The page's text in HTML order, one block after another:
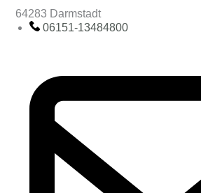
64283 Darmstadt
06151-13484800